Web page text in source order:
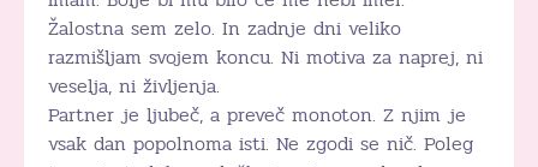
Žalostna sem zelo. In zadnje dni veliko
razmišljam svojem koncu. Ni motiva za naprej, ni
veselja, ni življenja.
Partner je ljubeč, a preveč monoton. Z njim je
vsak dan popolnoma isti. Ne zgodi se nič. Poleg